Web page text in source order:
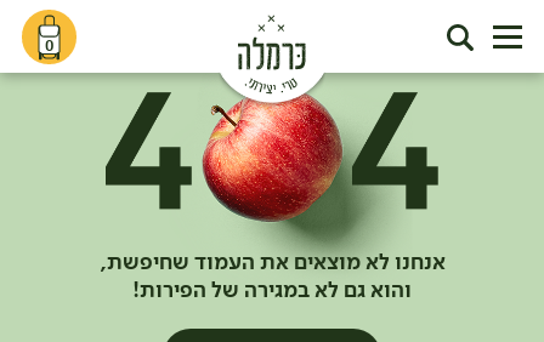
0
אנחנו לא מוצאים את העמוד שחיפשת,
והוא גם לא במגירה של הפירות!